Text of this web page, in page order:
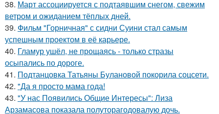
38. Март ассоциируется с подтаявшим снегом, свежим
ветром и ожиданием тёплых дней.
39. Фильм "Горничная" с сидни Суини стал самым
успешным проектом в её карьере.
40. Гламур ушёл, не прощаясь - только стразы
осыпались по дороге.
41. Подтанцовка Татьяны Булановой покорила соцсети.
42. "Да я просто мама года!
43. "У нас Появились Общие Интересы": Лиза
Арзамасова показала полуторагодовалую дочь.